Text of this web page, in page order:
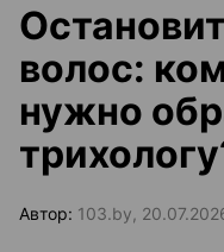
волос:
нужно
Автор: 103.by,